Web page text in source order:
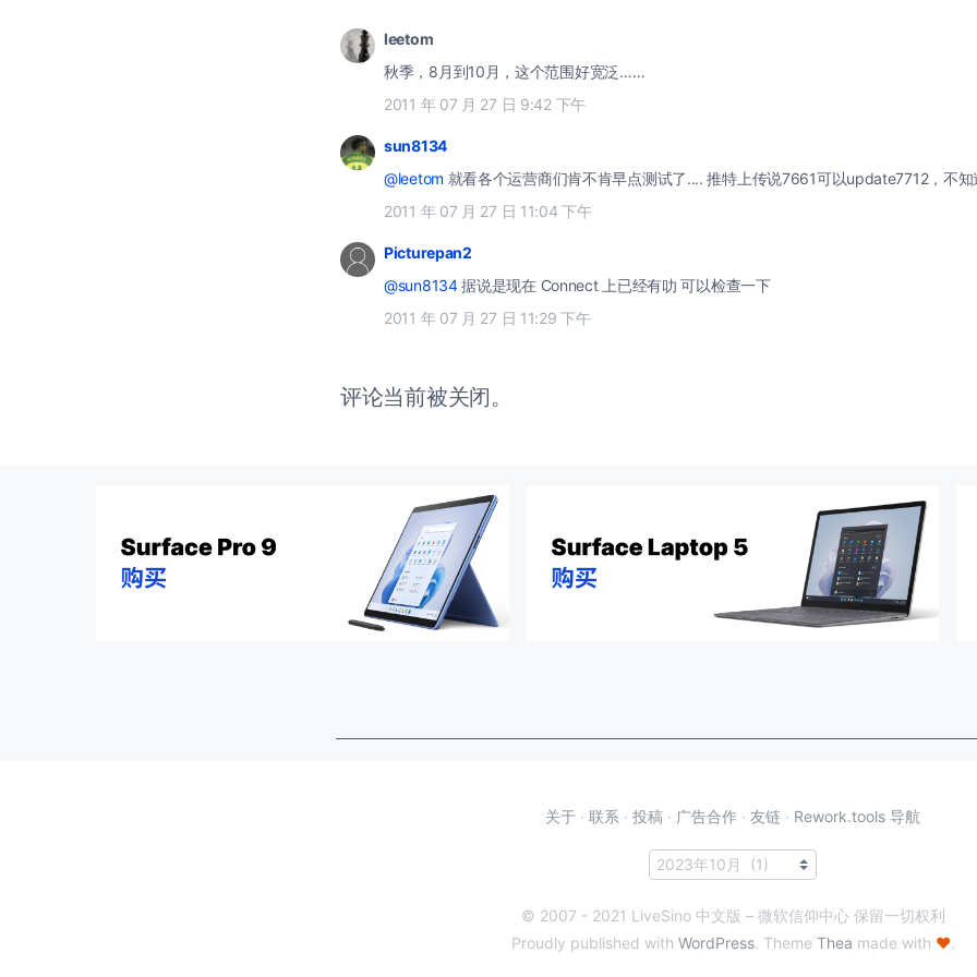
leetom
秋季，8月到10月，这个范围好宽泛……
2011 年 07 月 27 日 9:42 下午
sun8134
@leetom 就看各个运营商们肯不肯早点测试了.... 推特上传说7661可以update7712，不知
2011 年 07 月 27 日 11:04 下午
Picturepan2
@sun8134据说是现在 Connect 上已经有叻 可以检查一下
2011 年 07 月 27 日 11:29 下午
评论当前被关闭。
关于 · 联系 · 投稿 · 广告合作 · 友链 · Rework.tools 导航
© 2007 - 2021 LiveSino 中文版 – 微软信仰中心 保留一切权利
Proudly published with WordPress. Theme Thea made with ♥.